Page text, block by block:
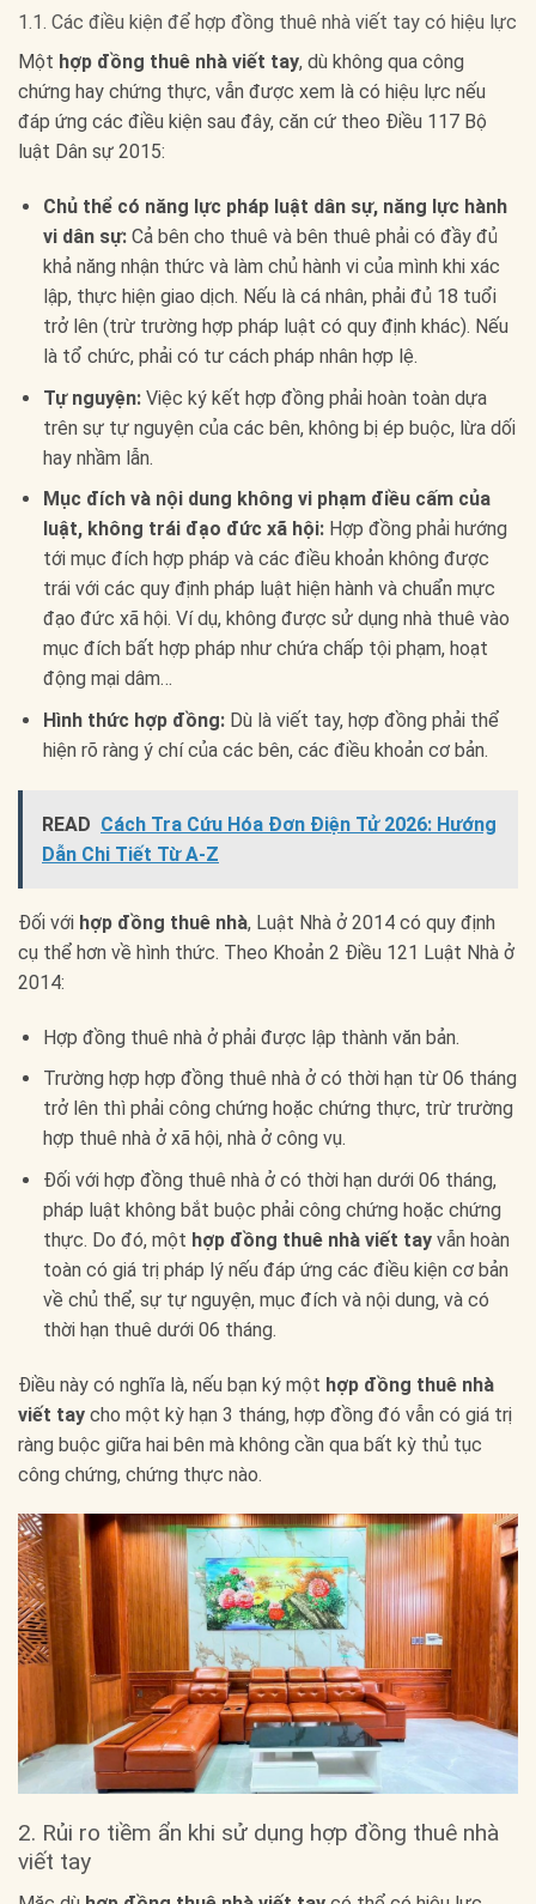
1.1. Các điều kiện để hợp đồng thuê nhà viết tay có hiệu lực
Một hợp đồng thuê nhà viết tay, dù không qua công
chứng hay chứng thực, vẫn được xem là có hiệu lực nếu
đáp ứng các điều kiện sau đây, căn cứ theo Điều 117 Bộ
luật Dân sự 2015:
Chủ thể có năng lực pháp luật dân sự, năng lực hành
vi dân sự:Cả bên cho thuê và bên thuê phải có đầy đủ
khả năng nhận thức và làm chủ hành vi của mình khi xác
lập, thực hiện giao dịch. Nếu là cá nhân, phải đủ 18 tuổi
trở lên (trừ trường hợp pháp luật có quy định khác). Nếu
là tổ chức, phải có tư cách pháp nhân hợp lệ.
Tự nguyện:Việc ký kết hợp đồng phải hoàn toàn dựa
trên sự tự nguyện của các bên, không bị ép buộc, lừa dối
hay nhầm lẫn.
Mục đích và nội dung không vi phạm điều cấm của
luật, không trái đạo đức xã hội:Hợp đồng phải hướng
tới mục đích hợp pháp và các điều khoản không được
trái với các quy định pháp luật hiện hành và chuẩn mực
đạo đức xã hội. Ví dụ, không được sử dụng nhà thuê vào
mục đích bất hợp pháp như chứa chấp tội phạm, hoạt
động mại dâm…
Hình thức hợp đồng:Dù là viết tay, hợp đồng phải thể
hiện rõ ràng ý chí của các bên, các điều khoản cơ bản.
READ Cách Tra Cứu Hóa Đơn Điện Tử 2026: Hướng
Dẫn Chi Tiết Từ A-Z
Đối với hợp đồng thuê nhà, Luật Nhà ở 2014 có quy định
cụ thể hơn về hình thức. Theo Khoản 2 Điều 121 Luật Nhà ở
2014:
Hợp đồng thuê nhà ở phải được lập thành văn bản.
Trường hợp hợp đồng thuê nhà ở có thời hạn từ 06 tháng
trở lên thì phải công chứng hoặc chứng thực, trừ trường
hợp thuê nhà ở xã hội, nhà ở công vụ.
Đối với hợp đồng thuê nhà ở có thời hạn dưới 06 tháng,
pháp luật không bắt buộc phải công chứng hoặc chứng
thực. Do đó, một hợp đồng thuê nhà viết tayvẫn hoàn
toàn có giá trị pháp lý nếu đáp ứng các điều kiện cơ bản
về chủ thể, sự tự nguyện, mục đích và nội dung, và có
thời hạn thuê dưới 06 tháng.
Điều này có nghĩa là, nếu bạn ký một hợp đồng thuê nhà
viết tay cho một kỳ hạn 3 tháng, hợp đồng đó vẫn có giá trị
ràng buộc giữa hai bên mà không cần qua bất kỳ thủ tục
công chứng, chứng thực nào.
2. Rủi ro tiềm ẩn khi sử dụng hợp đồng thuê nhà
viết tay